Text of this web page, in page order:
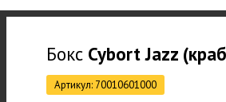
Бокс Cybort Jazz
Артикул: 70010601000